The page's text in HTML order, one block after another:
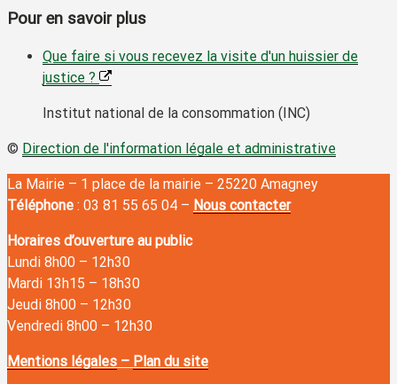
Pour en savoir plus
Que faire si vous recevez la visite d'un huissier de
justice ?
Institut national de la consommation (INC)
© Direction de l'information légale et administrative
La Mairie – 1 place de la mairie – 25220 Amagney
Téléphone : 03 81 55 65 04 – Nous contacter
Horaires d’ouverture au public
Lundi 8h00 – 12h30
Mardi 13h15 – 18h30
Jeudi 8h00 – 12h30
Vendredi 8h00 – 12h30
Mentions légales – Plan du site